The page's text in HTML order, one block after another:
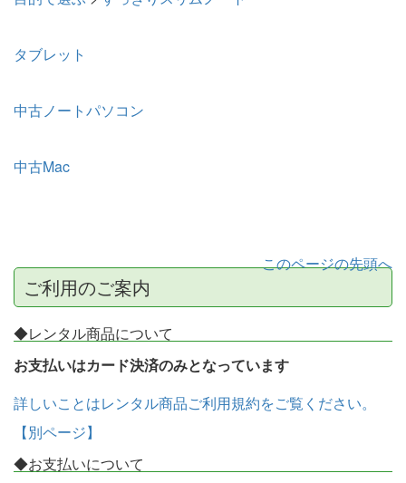
タブレット
中古ノートパソコン
中古Mac
このページの先頭へ
ご利用のご案内
◆レンタル商品について
お支払いはカード決済のみとなっています
詳しいことはレンタル商品ご利用規約をご覧ください。
【別ページ】
◆お支払いについて